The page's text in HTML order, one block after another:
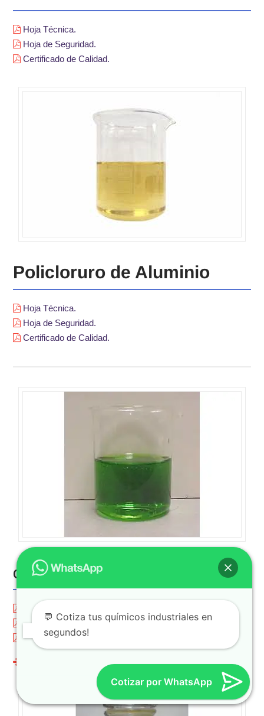
Hoja Técnica.
Hoja de Seguridad.
Certificado de Calidad.
Policloruro de Aluminio
Hoja Técnica.
Hoja de Seguridad.
Certificado de Calidad.
Cloruro Ferroso Industrial
Hoja Técnica.
Hoja de Seguridad.
Certificado de Calidad.
💬 Cotiza tus químicos industriales en
segundos!
Cotizar por WhatsApp